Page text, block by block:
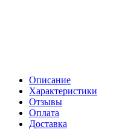
Описание
Характеристики
Отзывы
Оплата
Доставка